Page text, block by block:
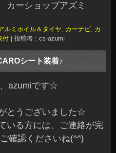
ーショップアズミ
ルミホイル＆タイヤ, カーナビ, カ
付 投稿者 : cs-azumi
シート装着♪
azumiです☆
とうございました☆
いる方には、ご連絡が完
確認くださいね(^^)